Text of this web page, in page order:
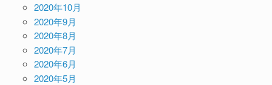
2020年10月
2020年9月
2020年8月
2020年7月
2020年6月
2020年5月